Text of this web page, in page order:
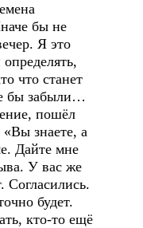
бы не
Я это
что станет
бы забыли…
пошёл
знаете, а
Дайте мне
У вас же
Согласились.
будет.
кто-то ещё